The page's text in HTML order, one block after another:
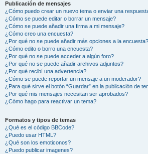
Publicación de mensajes
¿Cómo puedo crear un nuevo tema o enviar una
¿Cómo se puede editar o borrar un mensaje?
¿Cómo se puede añadir una firma a mi mensaje?
¿Cómo creo una encuesta?
¿Por qué no se puede añadir más opciones a la encuesta?
¿Cómo edito o borro una encuesta?
¿Por qué no se puede acceder a algún foro?
¿Por qué no se puede añadir archivos adjuntos?
¿Por qué recibí una advertencia?
¿Cómo se puede reportar un mensaje a un moderador?
¿Para qué sirve el botón “Guardar” en la publicación de
¿Por qué mis mensajes necesitan ser aprobados?
¿Cómo hago para reactivar un tema?
Formatos y tipos de temas
¿Qué es el código BBCode?
¿Puedo usar HTML?
¿Qué son los emoticonos?
¿Puedo publicar imagenes?